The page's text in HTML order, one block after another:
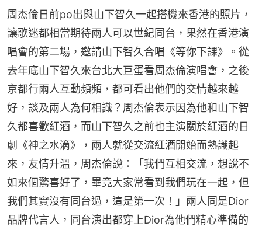
周杰倫日前po出與山下智久一起搭機來香港的照片，
讓歌迷都相當期待兩人可以世紀同台，果然在香港演
唱會的第二場，邀請山下智久合唱《等你下課》。從
去年底山下智久來台北大巨蛋看周杰倫演唱會，之後
京都行兩人互動頻頻，都可看出他們的交情越來越
好，談及兩人為何相識？周杰倫表示因為他和山下智
久都喜歡紅酒，而山下智久之前也主演關於紅酒的日
劇《神之水滴》，兩人就從交流紅酒開始而熟識起
來，友情升溫，周杰倫說：「我們互相交流，想說不
如來個驚喜好了，畢竟大家常看到我們玩在一起，但
我們其實沒有同台過，這是第一次！」兩人同是Dior
品牌代言人，同台演出都穿上Dior為他們精心準備的